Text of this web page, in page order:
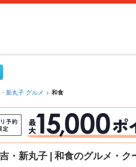
新丸子 グルメ 和食
・新丸子 | 和食のグルメ・ク